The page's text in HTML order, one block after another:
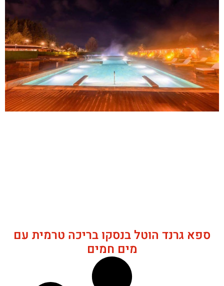
ספא גרנד הוטל בנסקו בריכה טרמית עם
מים חמים